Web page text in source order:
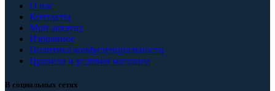
О нас
Контакты
Мой аккаунт
Избранное
Политика конфиденциальности
Правила и условия магазина
В социальных сетях